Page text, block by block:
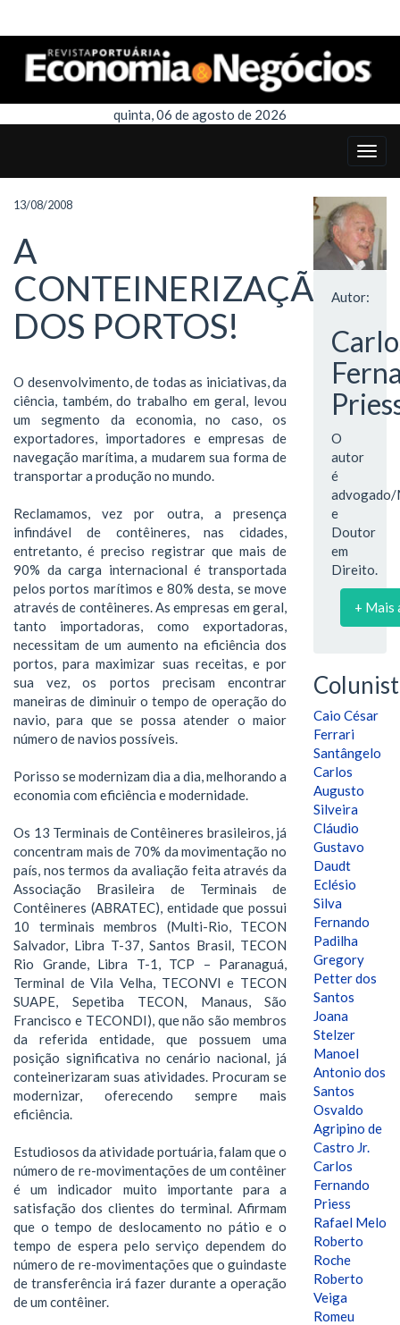
quinta, 06 de agosto de 2026
13/08/2008
A
CONTEINERIZAÇÃO
DOS PORTOS!
O desenvolvimento, de todas as iniciativas, da
ciência, também, do trabalho em geral, levou
um segmento da economia, no caso, os
exportadores, importadores e empresas de
navegação marítima, a mudarem sua forma de
transportar a produção no mundo.
Reclamamos, vez por outra, a presença
infindável de contêineres, nas cidades,
entretanto, é preciso registrar que mais de
90% da carga internacional é transportada
pelos portos marítimos e 80% desta, se move
através de contêineres. As empresas em geral,
tanto importadoras, como exportadoras,
necessitam de um aumento na eficiência dos
portos, para maximizar suas receitas, e por
sua vez, os portos precisam encontrar
maneiras de diminuir o tempo de operação do
navio, para que se possa atender o maior
número de navios possíveis.
Porisso se modernizam dia a dia, melhorando a
economia com eficiência e modernidade.
Os 13 Terminais de Contêineres brasileiros, já
concentram mais de 70% da movimentação no
país, nos termos da avaliação feita através da
Associação Brasileira de Terminais de
Contêineres (ABRATEC), entidade que possui
10 terminais membros (Multi-Rio, TECON
Salvador, Libra T-37, Santos Brasil, TECON
Rio Grande, Libra T-1, TCP – Paranaguá,
Terminal de Vila Velha, TECONVI e TECON
SUAPE, Sepetiba TECON, Manaus, São
Francisco e TECONDI), que não são membros
da referida entidade, que possuem uma
posição significativa no cenário nacional, já
conteinerizaram suas atividades. Procuram se
modernizar, oferecendo sempre mais
eficiência.
Estudiosos da atividade portuária, falam que o
número de re-movimentações de um contêiner
é um indicador muito importante para a
satisfação dos clientes do terminal. Afirmam
que o tempo de deslocamento no pátio e o
tempo de espera pelo serviço dependem do
número de re-movimentações que o guindaste
de transferência irá fazer durante a operação
de um contêiner.
Autor:
O
autor
é
e
Doutor
em
Direito.
+ Mais
Caio César
Ferrari
Santângelo
Carlos
Augusto
Silveira
Cláudio
Gustavo
Daudt
Eclésio
Silva
Fernando
Padilha
Gregory
Petter dos
Santos
Joana
Stelzer
Manoel
Antonio dos
Santos
Osvaldo
Agripino de
Castro Jr.
Carlos
Fernando
Priess
Rafael Melo
Roberto
Roche
Roberto
Veiga
Romeu